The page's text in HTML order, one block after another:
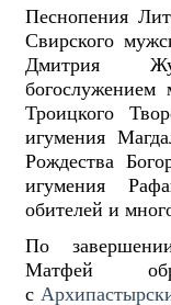
Песнопения
Свирского
Дмитрия
богослужением
Троицкого
игумения
Рождества
игумения
обителей и
По
Матфей
с